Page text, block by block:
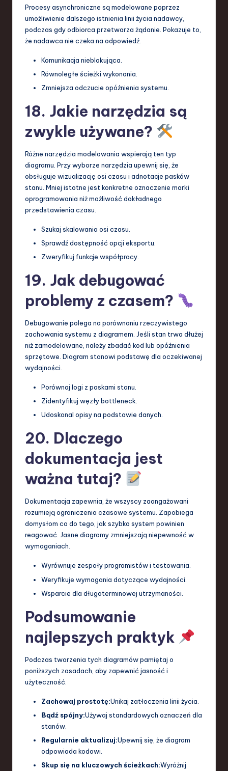
Procesy asynchroniczne są modelowane poprzez
umożliwienie dalszego istnienia linii życia nadawcy,
podczas gdy odbiorca przetwarza żądanie. Pokazuje to,
że nadawca nie czeka na odpowiedź.
Komunikacja nieblokująca.
Równoległe ścieżki wykonania.
Zmniejsza odczucie opóźnienia systemu.
18. Jakie narzędzia są
zwykle używane?
Różne narzędzia modelowania wspierają ten typ
diagramu. Przy wyborze narzędzia upewnij się, że
obsługuje wizualizację osi czasu i adnotacje pasków
stanu. Mniej istotne jest konkretne oznaczenie marki
oprogramowania niż możliwość dokładnego
przedstawienia czasu.
Szukaj skalowania osi czasu.
Sprawdź dostępność opcji eksportu.
Zweryfikuj funkcje współpracy.
19. Jak debugować
problemy z czasem?
Debugowanie polega na porównaniu rzeczywistego
zachowania systemu z diagramem. Jeśli stan trwa dłużej
niż zamodelowane, należy zbadać kod lub opóźnienia
sprzętowe. Diagram stanowi podstawę dla oczekiwanej
wydajności.
Porównaj logi z paskami stanu.
Zidentyfikuj węzły bottleneck.
Udoskonal opisy na podstawie danych.
20. Dlaczego
dokumentacja jest
ważna tutaj?
Dokumentacja zapewnia, że wszyscy zaangażowani
rozumieją ograniczenia czasowe systemu. Zapobiega
domysłom co do tego, jak szybko system powinien
reagować. Jasne diagramy zmniejszają niepewność w
wymaganiach.
Wyrównuje zespoły programistów i testowania.
Weryfikuje wymagania dotyczące wydajności.
Wsparcie dla długoterminowej utrzymaności.
Podsumowanie
najlepszych praktyk
Podczas tworzenia tych diagramów pamiętaj o
poniższych zasadach, aby zapewnić jasność i
użyteczność.
Zachowaj prostotę:Unikaj zatłoczenia linii życia.
Bądź spójny:Używaj standardowych oznaczeń dla
stanów.
Regularnie aktualizuj:Upewnij się, że diagram
odpowiada kodowi.
Skup się na kluczowych ścieżkach:Wyróżnij